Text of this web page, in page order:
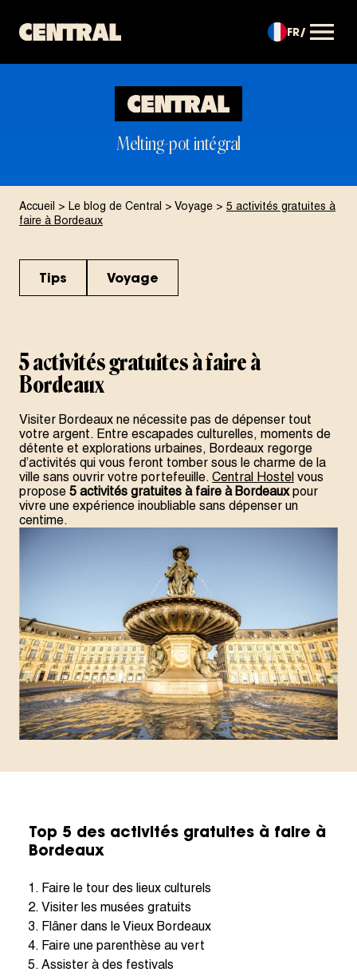
FR
Melting-pot intégral
Accueil > Le blog de Central > Voyage > 5 activités gratuites à
faire à Bordeaux
Tips Voyage
5 activités gratuites à faire à
Bordeaux
Visiter Bordeaux ne nécessite pas de dépenser tout
votre argent. Entre escapades culturelles, moments de
détente et explorations urbaines, Bordeaux regorge
d’activités qui vous feront tomber sous le charme de la
ville sans ouvrir votre portefeuille. Central Hostel vous
propose 5 activités gratuites à faire à Bordeauxpour
vivre une expérience inoubliable sans dépenser un
centime.
Top 5 des activités gratuites à faire à
Bordeaux
Faire le tour des lieux culturels
Visiter les musées gratuits
Flâner dans le Vieux Bordeaux
Faire une parenthèse au vert
Assister à des festivals